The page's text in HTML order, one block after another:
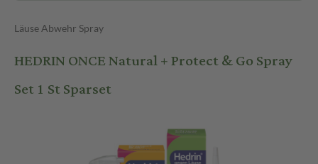
Läuse Abwehr Spray
HEDRIN ONCE Natural + Protect & Go Spray
Set 1 St Sparset